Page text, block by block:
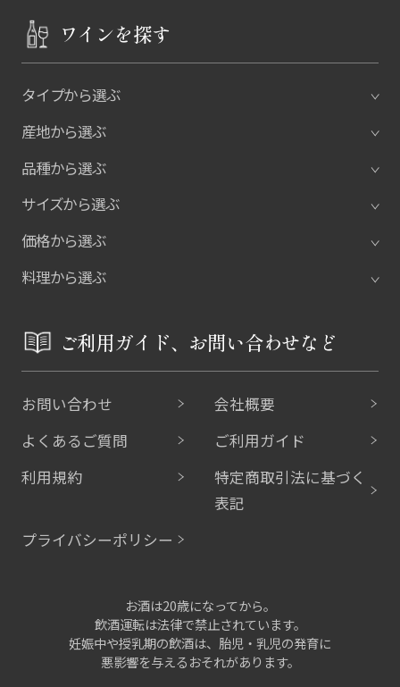
ワインを探す
タイプから選ぶ
産地から選ぶ
品種から選ぶ
サイズから選ぶ
価格から選ぶ
料理から選ぶ
ご利用ガイド、お問い合わせなど
お問い合わせ
会社概要
よくあるご質問
ご利用ガイド
利用規約
特定商取引法に基づく
表記
プライバシーポリシー
お酒は20歳になってから。
飲酒運転は法律で禁止されています。
妊娠中や授乳期の飲酒は、胎児・乳児の発育に
悪影響を与えるおそれがあります。